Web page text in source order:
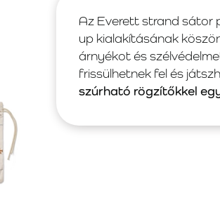
Az Everett strand sátor
up kialakításának
árnyékot és
frissülhetnek fel és
szúrható rögzítőkkel